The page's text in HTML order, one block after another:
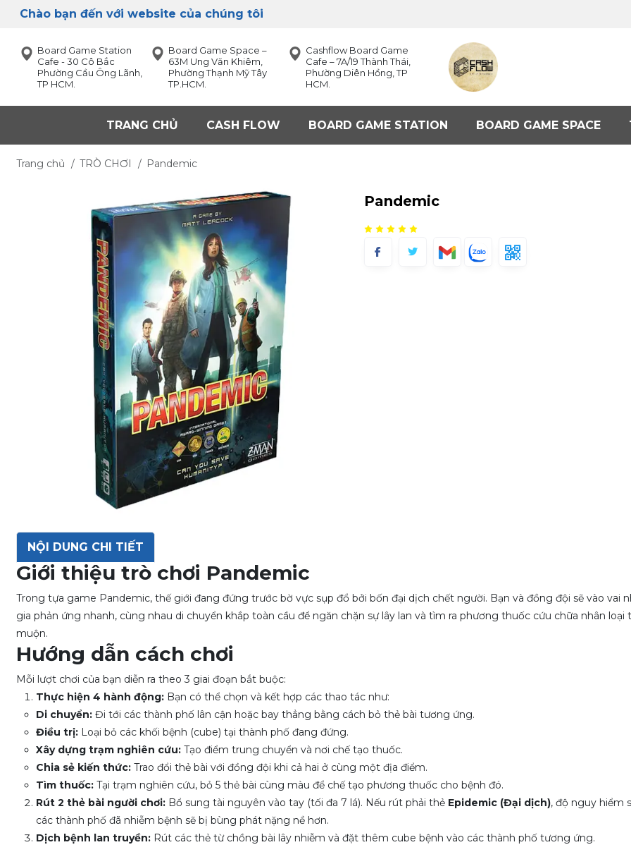
Chào bạn đến với website của chúng tôi
Board Game Station
Cafe - 30 Cô Bắc
Phường Cầu Ông Lãnh,
TP HCM.
Board Game Space –
63M Ung Văn Khiêm,
Phường Thạnh Mỹ Tây
TP.HCM.
Cashflow Board Game
Cafe – 7A/19 Thành Thái,
Phường Diên Hồng, TP
HCM.
TRANG CHỦ CASH FLOW BOARD GAME STATION BOARD GAME SPACE
Trang chủ / TRÒ CHƠI / Pandemic
Pandemic
NỘI DUNG CHI TIẾT
Giới thiệu trò chơi Pandemic
Trong tựa game Pandemic, thế giới đang đứng trước bờ vực sụp đổ bởi bốn đại dịch chết người. Bạn và đồng đội sẽ vào vai
gia phản ứng nhanh, cùng nhau di chuyển khắp toàn cầu để ngăn chặn sự lây lan và tìm ra phương thuốc cứu chữa nhân loại
muộn.
Hướng dẫn cách chơi
Mỗi lượt chơi của bạn diễn ra theo 3 giai đoạn bắt buộc:
Thực hiện 4 hành động:Bạn có thể chọn và kết hợp các thao tác như:
Di chuyển:Đi tới các thành phố lân cận hoặc bay thẳng bằng cách bỏ thẻ bài tương ứng.
Điều trị:Loại bỏ các khối bệnh (cube) tại thành phố đang đứng.
Xây dựng trạm nghiên cứu:Tạo điểm trung chuyển và nơi chế tạo thuốc.
Chia sẻ kiến thức:Trao đổi thẻ bài với đồng đội khi cả hai ở cùng một địa điểm.
Tìm thuốc:Tại trạm nghiên cứu, bỏ 5 thẻ bài cùng màu để chế tạo phương thuốc cho bệnh đó.
Rút 2 thẻ bài người chơi:Bổ sung tài nguyên vào tay (tối đa 7 lá). Nếu rút phải thẻ Epidemic (Đại dịch), độ nguy hiểm
các thành phố đã nhiễm bệnh sẽ bị bùng phát nặng nề hơn.
Dịch bệnh lan truyền:Rút các thẻ từ chồng bài lây nhiễm và đặt thêm cube bệnh vào các thành phố tương ứng.